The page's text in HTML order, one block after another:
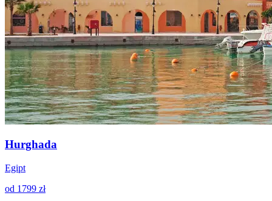
Hurghada
Egipt
od 1799 zł